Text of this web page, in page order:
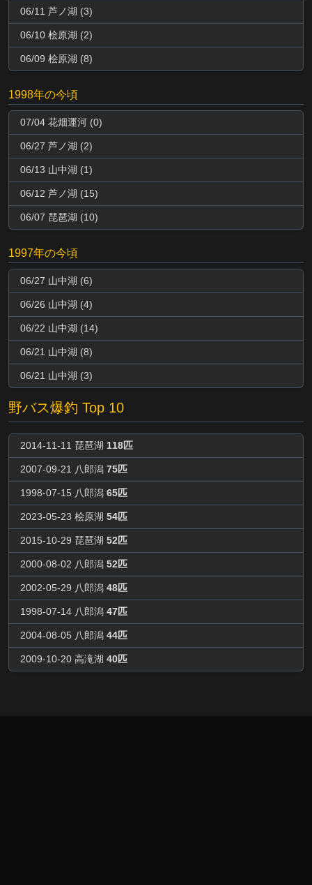
06/11 芦ノ湖 (3)
06/10 桧原湖 (2)
06/09 桧原湖 (8)
1998年の今頃
07/04 花畑運河 (0)
06/27 芦ノ湖 (2)
06/13 山中湖 (1)
06/12 芦ノ湖 (15)
06/07 琵琶湖 (10)
1997年の今頃
06/27 山中湖 (6)
06/26 山中湖 (4)
06/22 山中湖 (14)
06/21 山中湖 (8)
06/21 山中湖 (3)
野バス爆釣 Top 10
2014-11-11 琵琶湖 118匹
2007-09-21 八郎潟 75匹
1998-07-15 八郎潟 65匹
2023-05-23 桧原湖 54匹
2015-10-29 琵琶湖 52匹
2000-08-02 八郎潟 52匹
2002-05-29 八郎潟 48匹
1998-07-14 八郎潟 47匹
2004-08-05 八郎潟 44匹
2009-10-20 高滝湖 40匹